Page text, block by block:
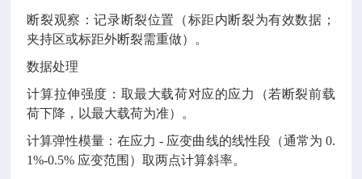
断裂观察：记录断裂位置（标距内断裂为有效数据；
夹持区或标距外断裂需重做）。
数据处理
计算拉伸强度：取最大载荷对应的应力（若断裂前载
荷下降，以最大载荷为准）。
计算弹性模量：在应力 - 应变曲线的线性段（通常为 0.
1%-0.5% 应变范围）取两点计算斜率。